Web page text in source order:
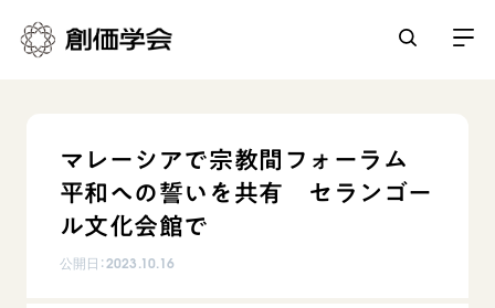
人間革命
自他共の幸福
日常の活動
平和・文化・教育
マレーシアで宗教間フォーラム
平和への誓いを共有 セランゴー
ル文化会館で
公開日：2023.10.16